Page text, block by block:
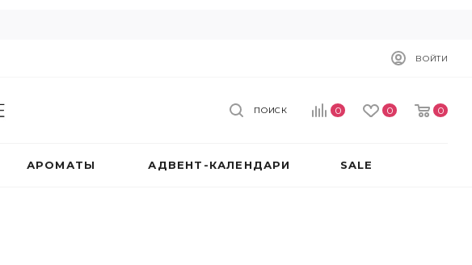
ВОЙТИ
0 0 0
ПОИСК
АРОМАТЫ АДВЕНТ-КАЛЕНДАРИ SALE